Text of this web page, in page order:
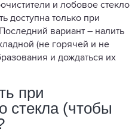
и лобовое стекло
доступна только при
вариант – налить
(не горячей и не
и дождаться их
при
стекла (чтобы